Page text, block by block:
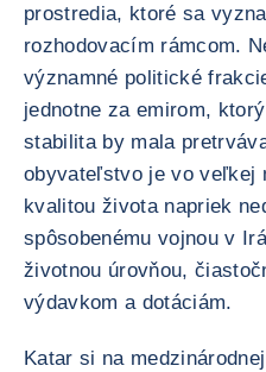
prostredia, ktoré sa
rozhodovacím rámcom.
významné politické
jednotne za emirom,
stabilita by mala
obyvateľstvo je vo veľkej
kvalitou života napriek
spôsobenému vojnou v
životnou úrovňou,
výdavkom a dotáciám.
Katar si na